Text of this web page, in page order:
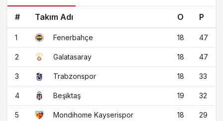
# Takım Adı O P
1 Fenerbahçe 18 47
2 Galatasaray 18 47
3 Trabzonspor 18 33
4 Beşiktaş 19 32
5 Mondihome Kayserispor 18 29